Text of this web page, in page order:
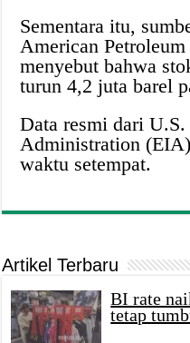
Sementara itu,
American
menyebut bahwa
turun 4,2 juta barel
Data resmi dari
Administration
waktu setempat.
Artikel Terbaru
BI rate
tetap